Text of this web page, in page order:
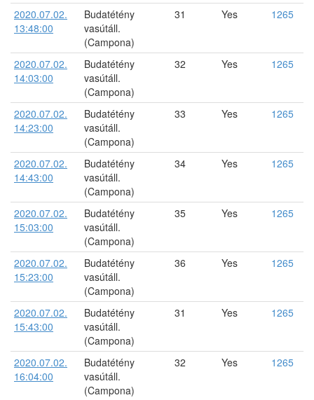
2020.07.02.
13:48:00
Budatétény
vasútáll.
(Campona)
31 Yes 1265
2020.07.02.
14:03:00
Budatétény
vasútáll.
(Campona)
32 Yes 1265
2020.07.02.
14:23:00
Budatétény
vasútáll.
(Campona)
33 Yes 1265
2020.07.02.
14:43:00
Budatétény
vasútáll.
(Campona)
34 Yes 1265
2020.07.02.
15:03:00
Budatétény
vasútáll.
(Campona)
35 Yes 1265
2020.07.02.
15:23:00
Budatétény
vasútáll.
(Campona)
36 Yes 1265
2020.07.02.
15:43:00
Budatétény
vasútáll.
(Campona)
31 Yes 1265
2020.07.02.
16:04:00
Budatétény
vasútáll.
(Campona)
32 Yes 1265